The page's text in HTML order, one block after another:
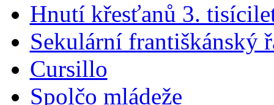
Hnutí křesťanů 3.
Sekulární františkánský
Cursillo
Spolčo mládeže